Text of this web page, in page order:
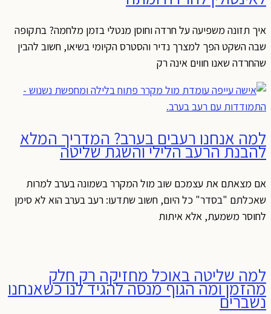
איך תזונה משפיעה על חרדה וחוסן מנטלי בזמן מלחמה? בתקופה
שבה השקט הפך למצרך נדיר והסטרס הקיומי בשיאו, חשוב להבין
שהחרדה שאנו חווים אינה רק
למה אנחנו רעבים בערב? המדריך המלא
להבנת הרעב הלילי והשגת שליטה
אם מצאתם את עצמכם שוב מול המקרר בשמונה בערב למרות
שאכלתם "בסדר" כל היום, חשוב שתדעו: רעב בערב הוא לא סימן
לחוסר משמעת, אלא איתות
למה שליטה באוכל מחזיקה רק חלק
מהזמן ומה הגוף מנסה להגיד לנו כשאנחנו
נשברים